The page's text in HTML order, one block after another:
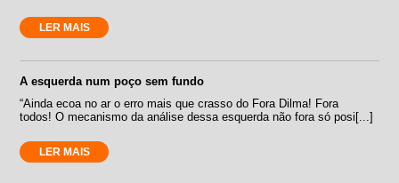
LER MAIS
A esquerda num poço sem fundo
“Ainda ecoa no ar o erro mais que crasso do Fora Dilma! Fora
todos! O mecanismo da análise dessa esquerda não fora só posi[...]
LER MAIS